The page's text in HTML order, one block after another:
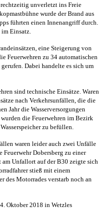
unverletzt ins Freie
wurde der Brand aus
führten einen Innenangriff durch.
Einsatz.
eine Steigerung von
Feuerwehren zu 34 automatischen
Dabei handelte es sich um
sind technische Einsätze. Waren
nach Verkehrsunfällen, die die
Jahr die Wasserversorgungen
die Feuerwehren im Bezirk
zu befüllen.
waren leider auch zwei Unfälle
Dobersberg zu einer
Unfallort auf der B30 zeigte sich
stieß mit einem
des Motorrades verstarb noch an
Oktober 2018 in Wetzles